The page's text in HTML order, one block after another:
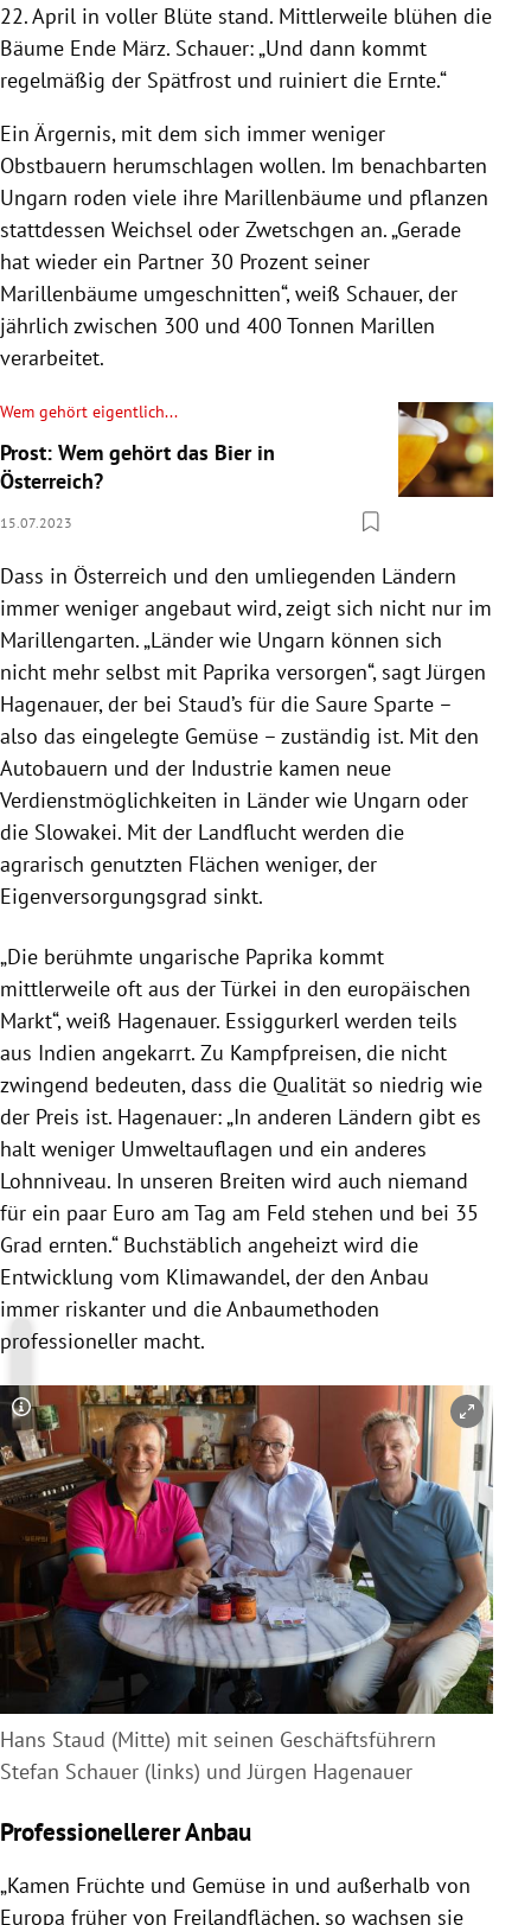
22. April in voller Blüte stand. Mittlerweile blühen die
Bäume Ende März. Schauer: „Und dann kommt
regelmäßig der Spätfrost und ruiniert die Ernte.“
Ein Ärgernis, mit dem sich immer weniger
Obstbauern herumschlagen wollen. Im benachbarten
Ungarn roden viele ihre Marillenbäume und pflanzen
stattdessen Weichsel oder Zwetschgen an. „Gerade
hat wieder ein Partner 30 Prozent seiner
Marillenbäume umgeschnitten“, weiß Schauer, der
jährlich zwischen 300 und 400 Tonnen Marillen
verarbeitet.
Wem gehört eigentlich...
Prost: Wem gehört das Bier in
Österreich?
15.07.2023
Dass in Österreich und den umliegenden Ländern
immer weniger angebaut wird, zeigt sich nicht nur im
Marillengarten. „Länder wie Ungarn können sich
nicht mehr selbst mit Paprika versorgen“, sagt Jürgen
Hagenauer, der bei Staud’s für die Saure Sparte –
also das eingelegte Gemüse – zuständig ist. Mit den
Autobauern und der Industrie kamen neue
Verdienstmöglichkeiten in Länder wie Ungarn oder
die Slowakei. Mit der Landflucht werden die
agrarisch genutzten Flächen weniger, der
Eigenversorgungsgrad sinkt.
„Die berühmte ungarische Paprika kommt
mittlerweile oft aus der Türkei in den europäischen
Markt“, weiß Hagenauer. Essiggurkerl werden teils
aus Indien angekarrt. Zu Kampfpreisen, die nicht
zwingend bedeuten, dass die Qualität so niedrig wie
der Preis ist. Hagenauer: „In anderen Ländern gibt es
halt weniger Umweltauflagen und ein anderes
Lohnniveau. In unseren Breiten wird auch niemand
für ein paar Euro am Tag am Feld stehen und bei 35
Grad ernten.“ Buchstäblich angeheizt wird die
Entwicklung vom Klimawandel, der den Anbau
immer riskanter und die Anbaumethoden
professioneller macht.
Copyright-Hinweis öffnen/schließen
Hans Staud (Mitte) mit seinen Geschäftsführern
Stefan Schauer (links) und Jürgen Hagenauer
Professionellerer Anbau
„Kamen Früchte und Gemüse in und außerhalb von
Europa früher von Freilandflächen, so wachsen sie